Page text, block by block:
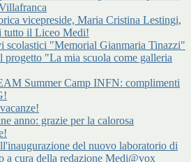
vicepreside, Maria Cristina Lestingi,
il Liceo Medi!
scolastici "Memorial Gianmaria Tinazzi"
progetto "La mia scuola come galleria
Summer Camp INFN: complimenti
anno: grazie per la calorosa
del nuovo laboratorio di
a cura della redazione Medi@vox